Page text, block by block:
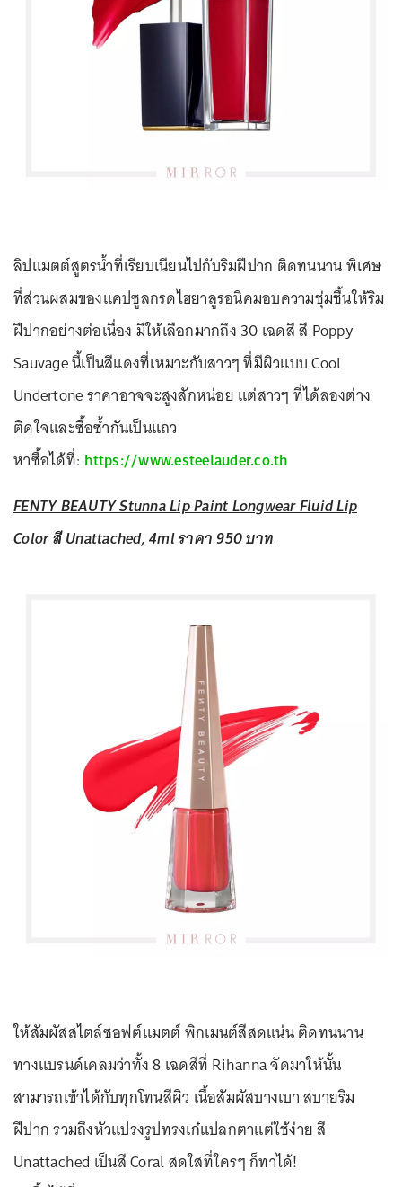
ลิปแมตต์สูตรน้ำที่เรียบเนียนไปกับริมฝีปาก ติดทนนาน พิเศษ
ที่ส่วนผสมของแคปซูลกรดไฮยาลูรอนิคมอบความชุ่มชื้นให้ริม
ฝีปากอย่างต่อเนื่อง มีให้เลือกมากถึง 30 เฉดสี สี Poppy
Sauvage นี้เป็นสีแดงที่เหมาะกับสาวๆ ที่มีผิวแบบ Cool
Undertone ราคาอาจจะสูงสักหน่อย แต่สาวๆ ที่ได้ลองต่าง
ติดใจและซื้อซ้ำกันเป็นแถว
หาซื้อได้ที่: https://www.esteelauder.co.th
FENTY BEAUTY Stunna Lip Paint Longwear Fluid Lip
Color สี Unattached, 4ml ราคา 950 บาท
ให้สัมผัสสไตล์ซอฟต์แมตต์ พิกเมนต์สีสดแน่น ติดทนนาน
ทางแบรนด์เคลมว่าทั้ง 8 เฉดสีที่ Rihanna จัดมาให้นั้น
สามารถเข้าได้กับทุกโทนสีผิว เนื้อสัมผัสบางเบา สบายริม
ฝีปาก รวมถึงหัวแปรงรูปทรงเก๋แปลกตาแต่ใช้ง่าย สี
Unattached เป็นสี Coral สดใสที่ใครๆ ก็ทาได้!